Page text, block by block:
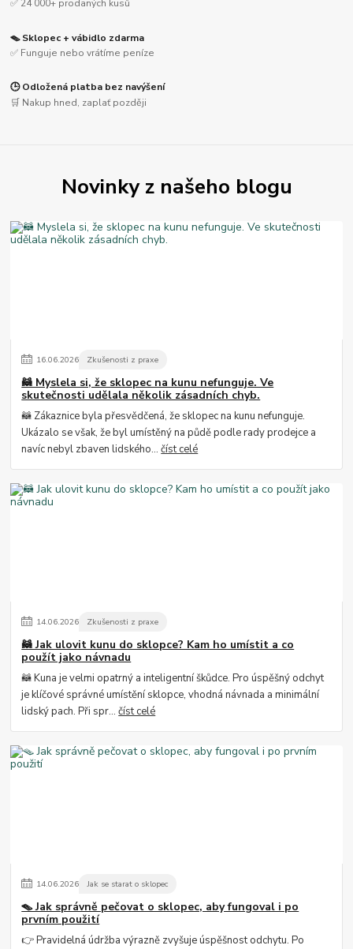
✅ 24 000+ prodaných kusů
🪤 Sklopec + vábidlo zdarma
✅ Funguje nebo vrátíme peníze
🕒 Odložená platba bez navýšení
🛒 Nakup hned, zaplať později
Novinky z našeho blogu
16.06.2026 Zkušenosti z praxe
🦝 Myslela si, že sklopec na kunu nefunguje. Ve
skutečnosti udělala několik zásadních chyb.
🦝 Zákaznice byla přesvědčená, že sklopec na kunu nefunguje.
Ukázalo se však, že byl umístěný na půdě podle rady prodejce a
navíc nebyl zbaven lidského...číst celé
14.06.2026 Zkušenosti z praxe
🦝 Jak ulovit kunu do sklopce? Kam ho umístit a co
použít jako návnadu
🦝 Kuna je velmi opatrný a inteligentní škůdce. Pro úspěšný odchyt
je klíčové správné umístění sklopce, vhodná návnada a minimální
lidský pach. Při spr...číst celé
14.06.2026 Jak se starat o sklopec
🪤 Jak správně pečovat o sklopec, aby fungoval i po
prvním použití
👉 Pravidelná údržba výrazně zvyšuje úspěšnost odchytu. Po